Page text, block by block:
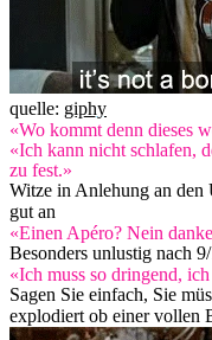
quelle: giphy
«Wo kommt denn dieses
«Ich kann nicht schlafen,
zu fest.»
Witze in Anlehung an den
gut an
«Einen Apéro? Nein
Besonders unlustig nach 9/
«Ich muss so dringend,
Sagen Sie einfach, Sie
explodiert ob einer vollen